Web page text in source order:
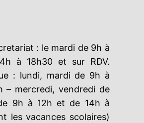
: le mardi de 9h à
à 18h30 et sur RDV.
: lundi, mardi de 9h à
– mercredi, vendredi de
9h à 12h et de 14h à
les vacances scolaires)